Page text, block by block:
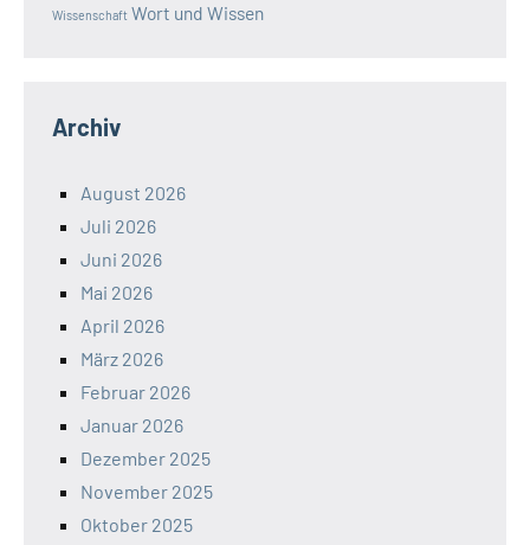
Wissenschaft Wort und Wissen
Archiv
August 2026
Juli 2026
Juni 2026
Mai 2026
April 2026
März 2026
Februar 2026
Januar 2026
Dezember 2025
November 2025
Oktober 2025